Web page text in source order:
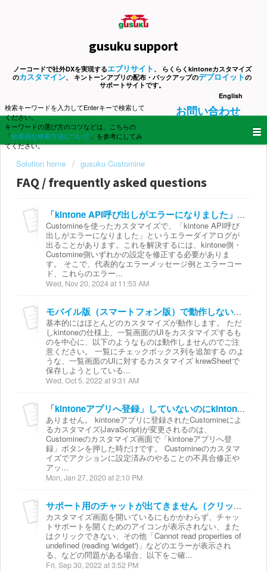
gusuku support
ノーコードで社外DXを実現するエブリサイト 、 らくらくkintoneカスタマイズ
のカスタマイン、 キントーンアプリの配布・バックアップのデプロイットの
サポートサイトです。
English
検索キーワードを入力してEnterキーで検索して
ください。
キーワードの選び方のコツなどは、こちらの
「効果的な検索方法について 」を参考にしてみ
てください。
お問い合わせ
Solution home gusuku Customine
FAQ / frequently asked questions
「kintone API呼び出しがエラーになりました」という場合の対応方法
Customineを使ったカスタマイズで、「kintone API呼び
出しがエラーになりました」というエラーダイアログが
出ることがあります。これを解決するには、kintone側・
Customine側いずれかの設定を修正する必要がありま
す。 そこで、代表的なエラーメッセージ例とエラーコー
ド、これらのエラー...
Wed, Nov 20, 2024 at 11:53 AM
モバイル版（スマートフォン版）で動作しないカスタマイズはありますか？
基本的にはほとんどのカスタマイズが動作します。 ただ
しkintoneの仕様上、一覧画面のUIをカスタマイズするも
のを中心に、以下のようなものは動作しませんのでご注
意ください。 一覧にチェックボックス列を追加する のよ
うな、一覧画面のUIに対するカスタマイズ krewSheetで
保存しようとしている...
Wed, Oct 5, 2022 at 9:31 AM
「kintoneアプリへ登録」していないのにkintoneアプリの動きが変わることはありますか？
ありません。 kintoneアプリに登録されたCustomineによ
るカスタマイズ(JavaScript)が変更されるのは、
Customineのカスタマイズ画面で「kintoneアプリへ登
録」ボタンを押した時だけです。 Customineのカスタマ
イズでアクションに設定済みのやることの不具合修正や
アッ...
Mon, Jan 27, 2020 at 2:10 PM
サポート用のチャットが出てきません（クリックできません）が、どうすればいいですか？
カスタマイズ画面を開いているにもかかわらず、チャッ
トサポートを開くためのアイコンが表示されない、また
はクリックできない、その他「Cannot read properties of
undefined (reading 'widget')」などのエラーが表示され
る、などの問題がある場合、以下をご確...
Fri, Sep 30, 2022 at 3:52 PM